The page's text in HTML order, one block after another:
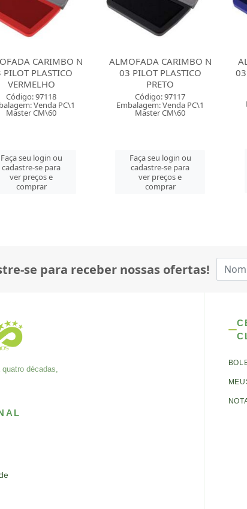
CARIMBO N
PILOT PLASTICO
PRETO
Código: 97117
Venda PC\1
Master CM\60
Faça seu login ou
cadastre-se para
ver preços e
comprar
ALMOFADA CARIMBO N
03 PILOT PLASTICO AZUL
Código: 97116
Embalagem: Venda PC\1
Master CM\60
Faça seu login ou
cadastre-se para
ver preços e
comprar
se para receber nossas ofertas!
décadas,